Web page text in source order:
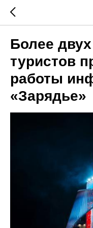
Более
туристов
работы
«Зарядье»